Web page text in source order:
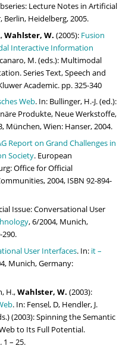
Lecture Notes in Artificial
Berlin, Heidelberg, 2005.
Wahlster, W. (2005): Fusion
Interactive Information
M. (eds.): Multimodal
Series Text, Speech and
Academic. pp. 325-340
Web. In: Bullinger, H.-J. (ed.):
Produkte, Neue Werkstoffe,
München, Wien: Hanser, 2004.
Report on Grand Challenges in
Society. European
Office for Official
2004, ISBN 92-894-
Issue: Conversational User
, 6/2004, Munich,
User Interfaces. In: it –
Munich, Germany:
H.,Wahlster, W. (2003):
. In: Fensel, D, Hendler, J.
(2003): Spinning the Semantic
to Its Full Potential.
1 – 25.